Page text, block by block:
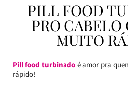
PILL FOOD
PRO CABELO
MUITO
Pill food turbinado é amor pra
rápido!